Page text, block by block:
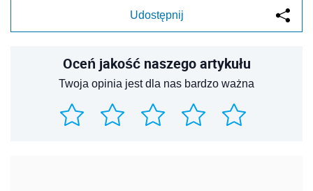
Udostępnij
Oceń jakość naszego artykułu
Twoja opinia jest dla nas bardzo ważna